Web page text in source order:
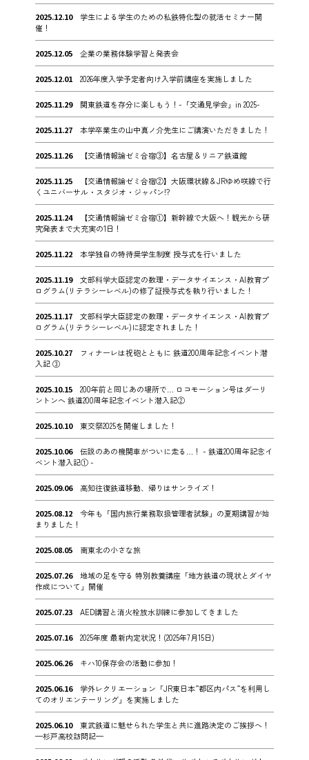
2025.12.10
学生による学生のための私鉄特化型の就活セミナー開
催！
2025.12.05 企業の業務体験学習と発表会
2025.12.01 2026年度入学予定者向け入学前講座を実施しました
2025.11.29 関東鉄道を存分に楽しもう！-「交通見学会」in 2025-
2025.11.27 本学卒業生の山中真ノ介先生にご講演いただきました！
2025.11.26 【交通情報論ゼミ合宿③】名古屋＆リニア鉄道館
2025.11.25
【交通情報論ゼミ合宿②】大阪環状線＆JRゆめ咲線で行
くユニバーサル・スタジオ・ジャパン!?
2025.11.24
【交通情報論ゼミ合宿①】新幹線で大阪へ！観光から研
究発表まで大充実の1日！
2025.11.22 本学独自の特待奨学生制度 授与式を行いました
2025.11.19
文部科学大臣認定の数理・データサイエンス・AI教育プ
ログラム(リテラシーレベル)の修了証授与式を執り行いました！
2025.11.17
文部科学大臣認定の数理・データサイエンス・AI教育プ
ログラム(リテラシーレベル)に認定されました！
2025.10.27
フィナーレは祝砲とともに 鉄道200周年記念イベント潜
入記 ③
2025.10.15
200年前と同じあの場所で… ロコモーション号はダーリ
ントンへ 鉄道200周年記念イベント潜入記②
2025.10.10 東交祭2025を開催しました！
2025.10.06
伝説のあの機関車がついに走る…！ - 鉄道200周年記念イ
ベント潜入記① -
2025.09.06 高知往復鉄道移動、帰りはサンライズ！
2025.08.12
今年も「国内旅行業務取扱管理者試験」の夏期講習が始
まりました！
2025.08.05 南東北の小さな旅
2025.07.26
地域の足を守る 特別教養講座「地方鉄道の現状とダイヤ
作成について」開催
2025.07.23 AED講習と消火栓放水訓練に参加してきました
2025.07.16 2025年度 最新内定状況！(2025年7月15日)
2025.06.26 キハ10保存会の活動に参加！
2025.06.16
学外レクリエーション「JR東日本”都区内パス”を利用し
てのオリエンテーリング」を実施しました
2025.06.10
東武鉄道に魅せられた学生と共に進路決定のご挨拶へ！
—杉戸高校訪問記—